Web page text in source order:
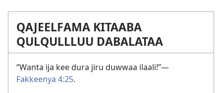
QAJEELFAMA KITAABA
QULQULLLUU DABALATAA
“Wanta ija kee dura jiru duwwaa ilaali!”—
Fakkeenya 4:25.